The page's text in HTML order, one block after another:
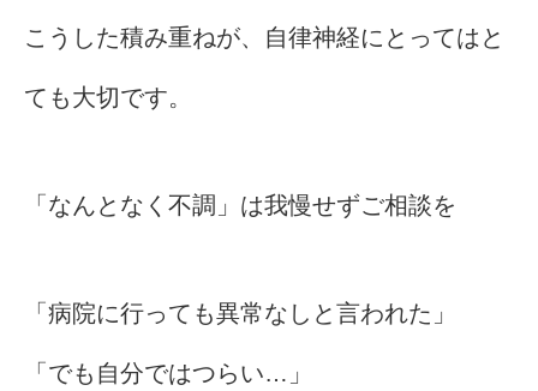
こうした積み重ねが、自律神経にとってはと
ても大切です。
「なんとなく不調」は我慢せずご相談を
「病院に行っても異常なしと言われた」
「でも自分ではつらい…」